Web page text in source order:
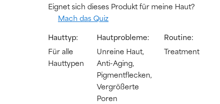
Eignet sich dieses Produkt für meine Haut?
Mach das Quiz
Hauttyp:
Für alle
Hauttypen
Hautprobleme:
Unreine Haut,
Anti-Aging,
Pigmentflecken,
Vergrößerte
Poren
Routine:
Treatment